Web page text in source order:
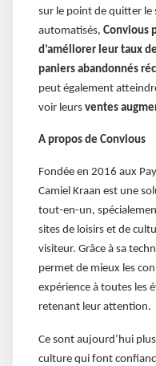
sur le point de quitter le
automatisés, Convious
d’améliorer leur taux
paniers abandonnés
peut également
voir leurs ventes
A propos de Convious
Fondée en 2016 aux
Camiel Kraan est une
tout-en-un,
sites de loisirs et de
visiteur. Grâce à sa
permet de mieux les
expérience à toutes les
retenant leur attention.
Ce sont aujourd’hui
culture qui font